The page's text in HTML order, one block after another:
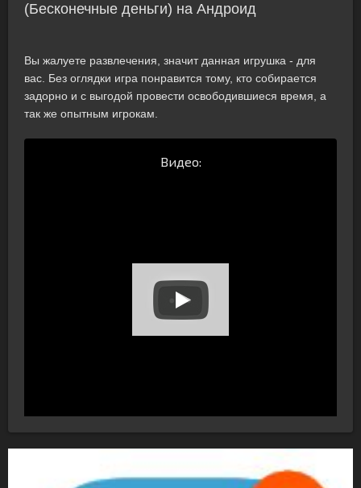
(Бесконечные деньги) на Андроид
Вы жалуете развлечения, значит данная игрушка - для
вас. Без оглядки игра понравится тому, кто собирается
задорно и с выгодой провести освободившиеся время, а
так же опытным игрокам.
Видео: